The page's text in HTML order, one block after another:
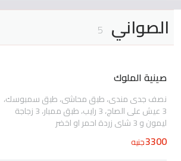
الصواني 5
صينية الملوك
نصف جدى مندى، طبق محاشى، طبق سمبوسك،
3 عيش على الصاج، 3 رايب، طبق ممبار، 3 زجاجة
ليمون و 3 شاى زردة احمر او اخضر
3300جنيه